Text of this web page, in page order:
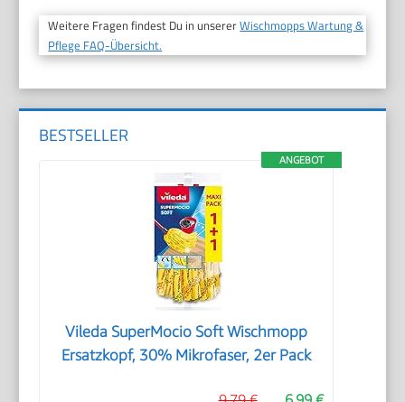
Weitere Fragen findest Du in unsererWischmopps Wartung &
Pflege FAQ-Übersicht.
BESTSELLER
ANGEBOT
Vileda SuperMocio Soft Wischmopp
Ersatzkopf, 30% Mikrofaser, 2er Pack